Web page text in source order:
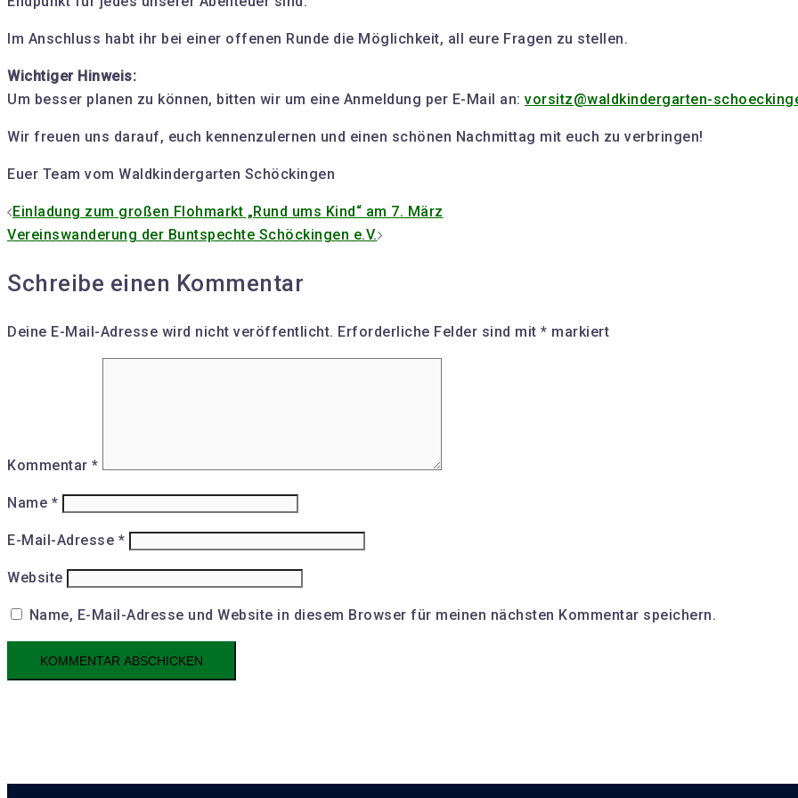
Im Anschluss habt ihr bei einer offenen Runde die Möglichkeit, all eure Fragen zu stellen.
Wichtiger Hinweis:
Um besser planen zu können, bitten wir um eine Anmeldung per E-Mail an: vorsitz@waldkindergarten-
Wir freuen uns darauf, euch kennenzulernen und einen schönen Nachmittag mit euch zu verbringen!
Euer Team vom Waldkindergarten Schöckingen
Beitrags-
Navigation
Einladung zum großen Flohmarkt „Rund ums Kind“ am 7. März
Vereinswanderung der Buntspechte Schöckingen e.V.
Schreibe einen Kommentar
Deine E-Mail-Adresse wird nicht veröffentlicht. Erforderliche Felder sind mit * markiert
Kommentar *
Name *
E-Mail-Adresse *
Website
Name, E-Mail-Adresse und Website in diesem Browser für meinen nächsten Kommentar speichern.